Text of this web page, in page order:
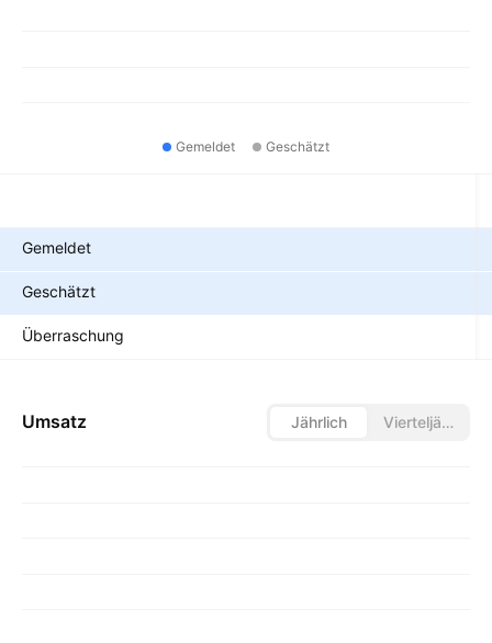
Gemeldet Geschätzt
Gemeldet
Geschätzt
Überraschung
Umsatz Jährlich Vierteljährlich